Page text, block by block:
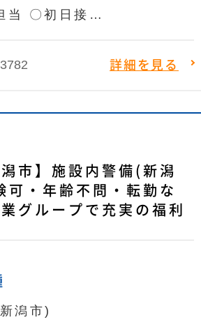
当 〇初日接…
詳細を見る
潟市】施設内警備(新潟
可・年齢不問・転勤な
グループで充実の福利
潟市)